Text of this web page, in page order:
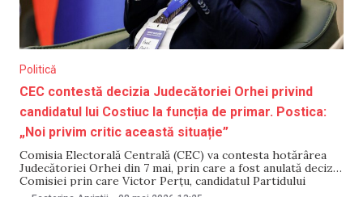
Politică
CEC contestă decizia Judecătoriei Orhei privind
candidatul lui Costiuc la funcția de primar. Postica:
„Noi privim critic această situație”
Comisia Electorală Centrală (CEC) va contesta hotărârea
Judecătoriei Orhei din 7 mai, prin care a fost anulată decizia
Comisiei prin care Victor Perțu, candidatul Partidului
„Democrația Acasă”, a fost exclus din cursa pentru funcția de